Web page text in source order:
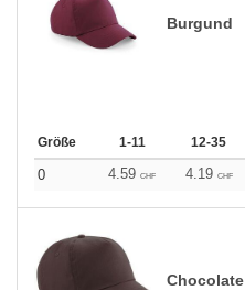
Burgund
Größe 1-11 12-35
0 4.59 CHF 4.19 CHF
Chocolate